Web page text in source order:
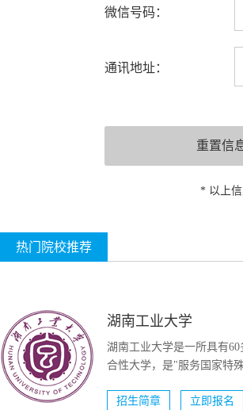
微信号码：
通讯地址：
* 以上
热门院校推荐
湖南工业大学
湖南工业大学是一所具有
合性大学，是"服务国家特
招生简章
立即报名